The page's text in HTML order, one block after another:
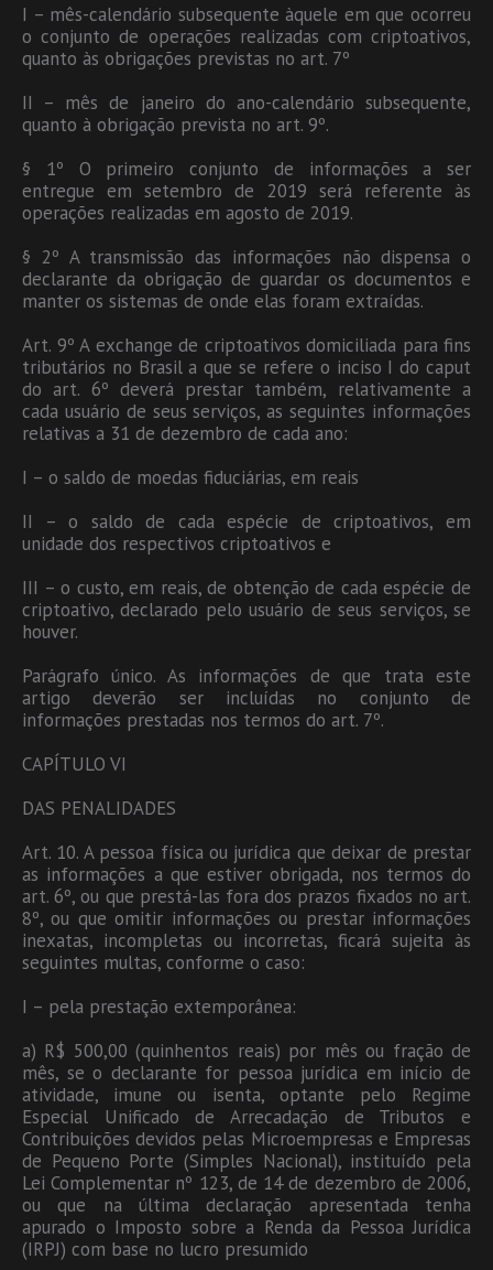
I – mês-calendário subsequente àquele em que ocorreu
o conjunto de operações realizadas com criptoativos,
quanto às obrigações previstas no art. 7º
II – mês de janeiro do ano-calendário subsequente,
quanto à obrigação prevista no art. 9º.
§ 1º O primeiro conjunto de informações a ser
entregue em setembro de 2019 será referente às
operações realizadas em agosto de 2019.
§ 2º A transmissão das informações não dispensa o
declarante da obrigação de guardar os documentos e
manter os sistemas de onde elas foram extraídas.
Art. 9º A exchange de criptoativos domiciliada para fins
tributários no Brasil a que se refere o inciso I do caput
do art. 6º deverá prestar também, relativamente a
cada usuário de seus serviços, as seguintes informações
relativas a 31 de dezembro de cada ano:
I – o saldo de moedas fiduciárias, em reais
II – o saldo de cada espécie de criptoativos, em
unidade dos respectivos criptoativos e
III – o custo, em reais, de obtenção de cada espécie de
criptoativo, declarado pelo usuário de seus serviços, se
houver.
Parágrafo único. As informações de que trata este
artigo deverão ser incluídas no conjunto de
informações prestadas nos termos do art. 7º.
CAPÍTULO VI
DAS PENALIDADES
Art. 10. A pessoa física ou jurídica que deixar de prestar
as informações a que estiver obrigada, nos termos do
art. 6º, ou que prestá-las fora dos prazos fixados no art.
8º, ou que omitir informações ou prestar informações
inexatas, incompletas ou incorretas, ficará sujeita às
seguintes multas, conforme o caso:
I – pela prestação extemporânea:
a) R$ 500,00 (quinhentos reais) por mês ou fração de
mês, se o declarante for pessoa jurídica em início de
atividade, imune ou isenta, optante pelo Regime
Especial Unificado de Arrecadação de Tributos e
Contribuições devidos pelas Microempresas e Empresas
de Pequeno Porte (Simples Nacional), instituído pela
Lei Complementar nº 123, de 14 de dezembro de 2006,
ou que na última declaração apresentada tenha
apurado o Imposto sobre a Renda da Pessoa Jurídica
(IRPJ) com base no lucro presumido